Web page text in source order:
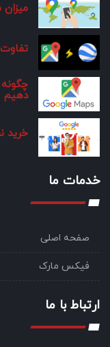
دهیم
خرید
خدمات ما
صفحه اصلی
فیکس مارک
ارتباط با ما